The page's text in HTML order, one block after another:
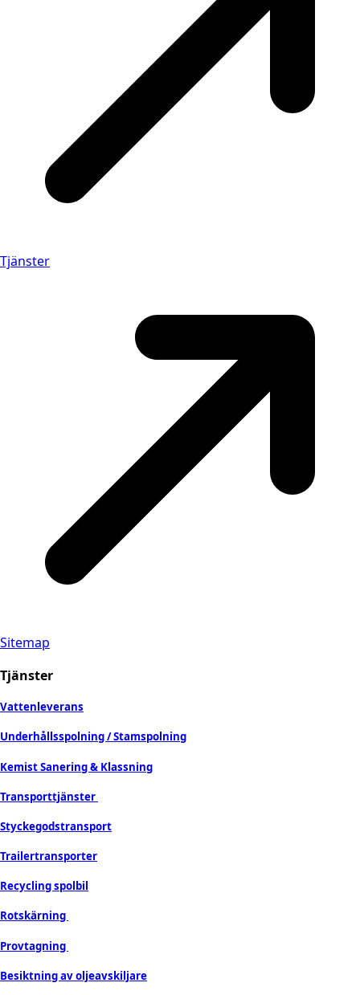
Tjänster
Sitemap
Tjänster
Vattenleverans
Underhållsspolning / Stamspolning
Kemist Sanering & Klassning
Transporttjänster
Styckegodstransport
Trailertransporter
Recycling spolbil
Rotskärning
Provtagning
Besiktning av oljeavskiljare